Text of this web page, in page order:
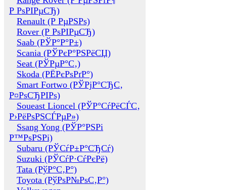
Р РѕРІРµСЂ)
Renault (Р РµРЅРѕ)
Rover (Р РѕРІРµСЂ)
Saab (РЎР°Р°Р±)
Scania (РЎРєР°РЅРёСЏ)
Seat (РЎРµР°С‚)
Skoda (РЁРєРѕРґР°)
Smart Fortwo (РЎРјР°СЂС‚
Р¤РѕСЂРІРѕ)
Soueast Lioncel (РЎР°СѓРёСЃС‚
Р›РёРѕРЅСЃРµР»)
Ssang Yong (РЎР°РЅРі
Р™РѕРЅРі)
Subaru (РЎСѓР±Р°СЂСѓ)
Suzuki (РЎСѓР·СѓРєРё)
Tata (РўР°С‚Р°)
Toyota (РўРѕР№РѕС‚Р°)